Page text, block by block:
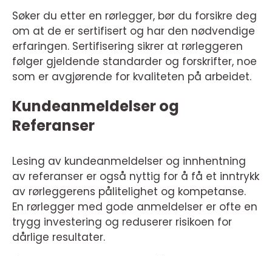
Søker du etter en rørlegger, bør du forsikre deg
om at de er sertifisert og har den nødvendige
erfaringen. Sertifisering sikrer at rørleggeren
følger gjeldende standarder og forskrifter, noe
som er avgjørende for kvaliteten på arbeidet.
Kundeanmeldelser og
Referanser
Lesing av kundeanmeldelser og innhentning
av referanser er også nyttig for å få et inntrykk
av rørleggerens pålitelighet og kompetanse.
En rørlegger med gode anmeldelser er ofte en
trygg investering og reduserer risikoen for
dårlige resultater.